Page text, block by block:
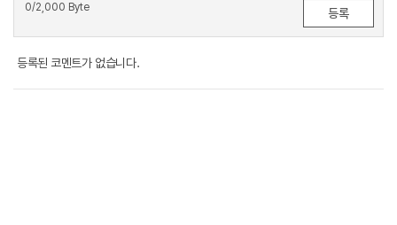
0/2,000 Byte
등록된 코멘트가 없습니다.